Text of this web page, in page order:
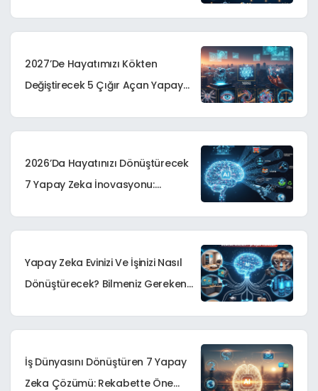
2027’de Hayatımızı Kökten
Değiştirecek 5 Çığır Açan Yapay
2026’da Hayatınızı Dönüştürecek
7 Yapay Zeka İnovasyonu:
Yapay Zeka Evinizi Ve İşinizi Nasıl
Dönüştürecek? Bilmeniz Gereken
İş Dünyasını Dönüştüren 7 Yapay
Zeka Çözümü: Rekabette Öne